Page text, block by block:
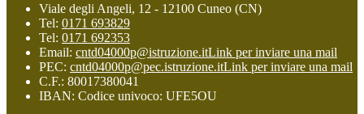
Viale degli Angeli, 12 - 12100 Cuneo (CN)
Tel: 0171 693829
Tel: 0171 692353
Email: cntd04000p@istruzione.itLink per inviare una mail
PEC: cntd04000p@pec.istruzione.itLink per inviare una mail
C.F.: 80017380041
IBAN: Codice univoco: UFE5OU